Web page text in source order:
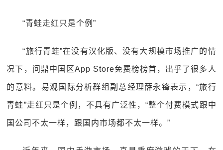
“青蛙走红只是个例”
“旅行青蛙”在没有汉化版、没有大规模市场推广的情
况下，问鼎中国区App Store免费榜榜首，出乎了很多人
的意料。易观国际分析群组副总经理薛永锋表示，“旅行
青蛙”走红只是个例，不具有广泛性，“整个付费模式跟中
国公司不太一样，跟国内市场都不太一样。”